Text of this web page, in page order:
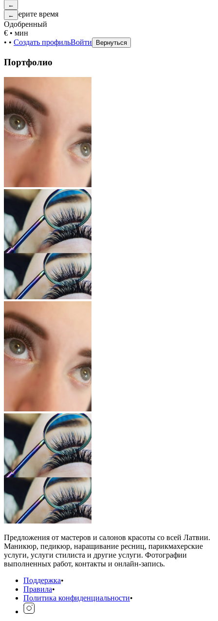
←
Выберите время
←
Одобренный
€ • мин
• • Создать профильВойти Вернуться
Портфолио
Предложения от мастеров и салонов красоты со всей Латвии.
Маникюр, педикюр, наращивание ресниц, парикмахерские
услуги, услуги стилиста и другие услуги. Фотографии
выполненных работ, контакты и онлайн-запись.
Поддержка•
Правила•
Политика конфиденциальности•